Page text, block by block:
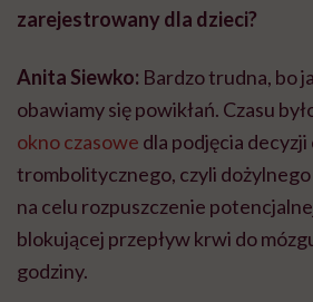
zarejestrowany dla dzieci?
Anita Siewko: Bardzo trudna, bo
obawiamy się powikłań. Czasu
okno czasowe dla podjęcia
trombolitycznego, czyli
na celu rozpuszczenie
blokującej przepływ krwi do
godziny.